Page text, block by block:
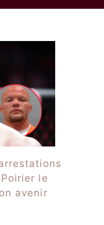
le
avenir